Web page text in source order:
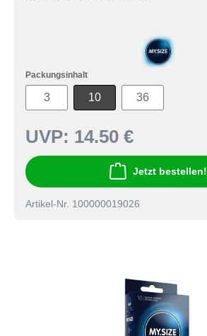
Packungsinhalt
3 10 36
UVP: 14.50 €
Jetzt bestellen!
Artikel-Nr. 100000019026